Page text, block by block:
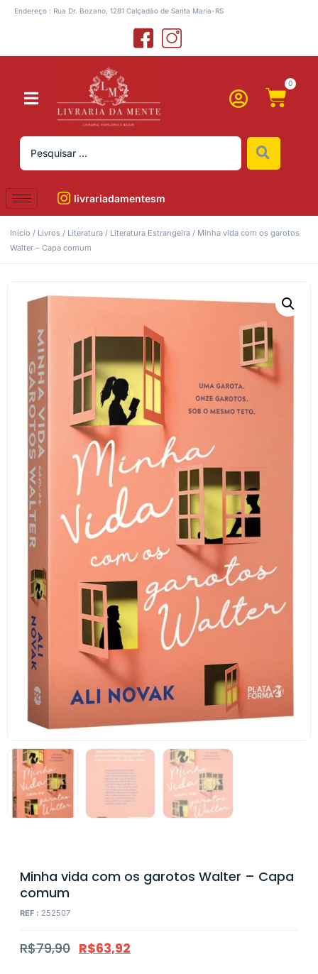
Endereço : Rua Dr. Bozano, 1281 Calçadão de Santa Maria-RS
0
livrariadamentesm
Início / Livros / Literatura / Literatura Estrangeira / Minha vida com os garotos
Walter – Capa comum
Minha vida com os garotos Walter – Capa
comum
REF : 252507
R$79,90 R$63,92